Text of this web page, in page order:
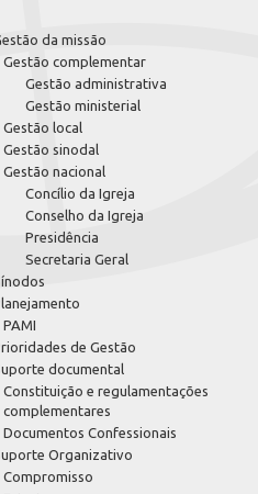
da missão
Gestão complementar
Gestão administrativa
Gestão ministerial
Gestão local
Gestão sinodal
Gestão nacional
Concílio da Igreja
Conselho da Igreja
Presidência
Secretaria Geral
PAMI
de Gestão
documental
Constituição e regulamentações
complementares
Documentos Confessionais
Organizativo
Compromisso